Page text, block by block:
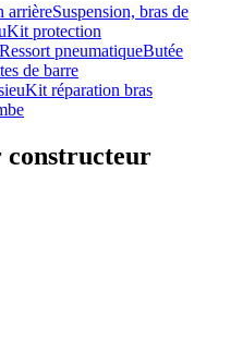
arrièreSuspension, bras de
Kit protection
Ressort pneumatiqueButée
de barre
Kit réparation bras
constructeur